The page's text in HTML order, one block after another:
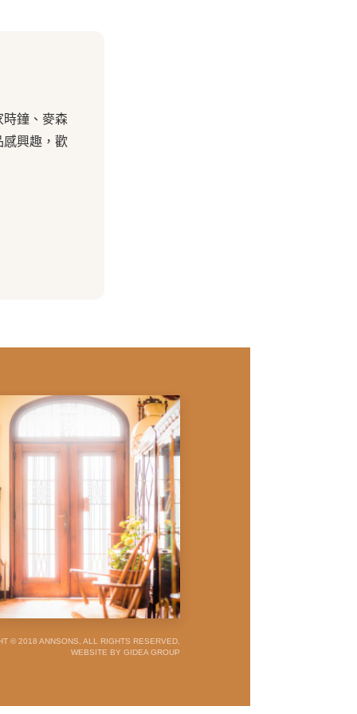
鐘、麥森
感興趣，歡
© 2018 ANNSONS, ALL RIGHTS RESERVED,
WEBSITE BY GIDEA GROUP